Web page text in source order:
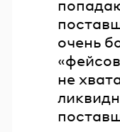
очень
не